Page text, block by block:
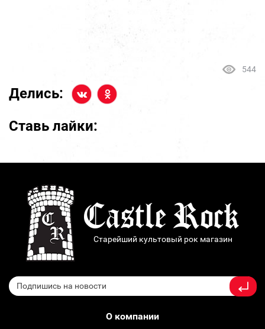
544
Делись:
Ставь лайки:
Старейший культовый рок магазин
О компании